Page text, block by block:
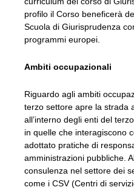
profilo il Corso beneficerà
Scuola di Giurisprudenza
programmi europei.
Ambiti occupazionali
Riguardo agli ambiti
terzo settore apre la strada
all’interno degli enti del
in quelle che interagiscono
adottato pratiche di
amministrazioni pubbliche.
consulenza nel settore dei
come i CSV (Centri di